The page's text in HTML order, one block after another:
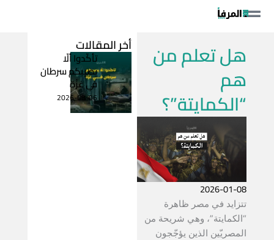
هل تعلم من
هم
“الكمايتة”؟
2026-01-08
تتزايد في مصر ظاهرة
“الكمايتة”، وهي شريحة من
المصريّين الذين يؤجّجون
أخر المقالات
تأكّدوا ألّا
يصيبكم سرطان
في غزّة
2026-08-06